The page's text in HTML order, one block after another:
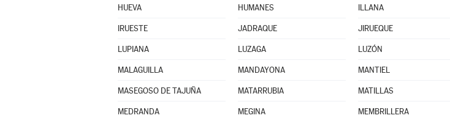
HUEVA HUMANES ILLANA
IRUESTE JADRAQUE JIRUEQUE
LUPIANA LUZAGA LUZÓN
MALAGUILLA MANDAYONA MANTIEL
MASEGOSO DE TAJUÑA MATARRUBIA MATILLAS
MEDRANDA MEGINA MEMBRILLERA